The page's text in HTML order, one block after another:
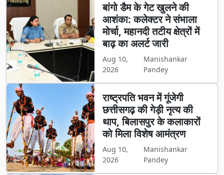
बांगो डैम के गेट खुलने की
आशंका: कलेक्टर ने संभाला
मोर्चा, महानदी तटीय क्षेत्रों में
बाढ़ का अलर्ट जारी
Aug 10,
2026
Manishankar
Pandey
राष्ट्रपति भवन में गूंजेगी
छत्तीसगढ़ की गेड़ी नृत्य की
थाप, बिलासपुर के कलाकारों
को मिला विशेष आमंत्रण
Aug 10,
2026
Manishankar
Pandey